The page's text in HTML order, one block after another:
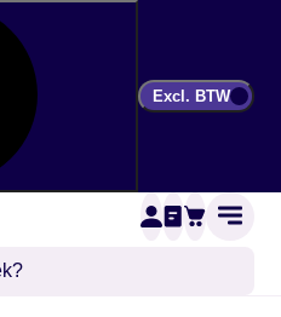
Excl. BTW